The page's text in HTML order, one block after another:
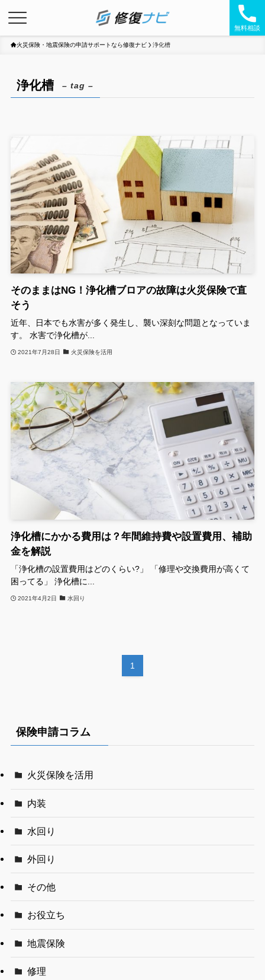
無料相談
火災保険・地震保険の申請サポートなら修復ナビ 浄化槽
浄化槽 – tag –
そのままはNG！浄化槽ブロアの故障は火災保険で直
そう
近年、日本でも水害が多く発生し、襲い深刻な問題となっていま
す。 水害で浄化槽が...
2021年7月28日 火災保険を活用
浄化槽にかかる費用は？年間維持費や設置費用、補助
金を解説
「浄化槽の設置費用はどのくらい?」 「修理や交換費用が高くて
困ってる」 浄化槽に...
2021年4月2日 水回り
1
保険申請コラム
火災保険を活用
内装
水回り
外回り
その他
お役立ち
地震保険
修理